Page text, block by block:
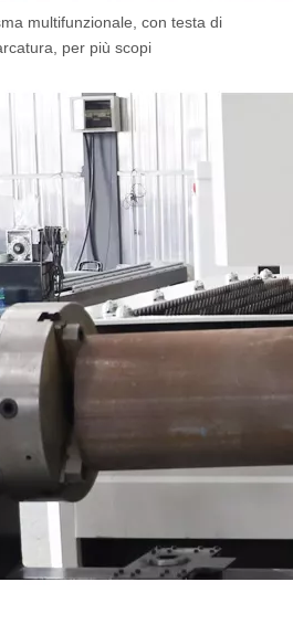
multifunzionale, con testa di
per più scopi